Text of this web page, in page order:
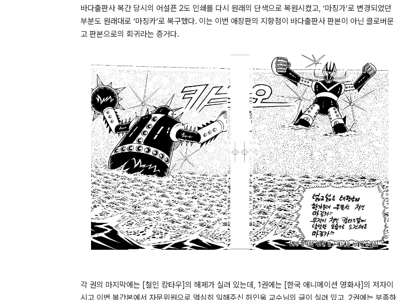
바다출판사 복간 당시의 어설픈 2도 인쇄를 다시 원래의 단색으로 복원시켰고, ‘마징가’로 변경되었던
부분도 원래대로 ‘마징카’로 복구했다. 이는 이번 애장판의 지향점이 바다출판사 판본이 아닌 클로버문
고 판본으로의 회귀라는 증거다.
각 권의 마지막에는 [철인 캉타우]의 해제가 실려 있는데, 1권에는 [한국 애니메이션 영화사]의 저자이
시고 이번 복간본에서 자문위원으로 열심히 일해주신 허인욱 교수님의 글이 실려 있고, 2권에는 부족하